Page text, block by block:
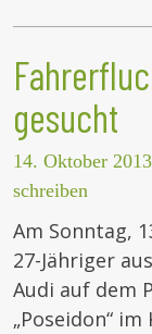
gesucht
14. Oktober 2013
schreiben
Am Sonntag,
27-Jähriger
Audi auf dem
„Poseidon“